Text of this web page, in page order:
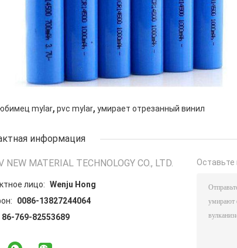
mylar, pvc mylar, умирает отрезанный винил
информация
NEW MATERIAL TECHNOLOGY CO., LTD.
лицо: Wenju Hong
0086-13827244064
86-769-82553689
Оставьте